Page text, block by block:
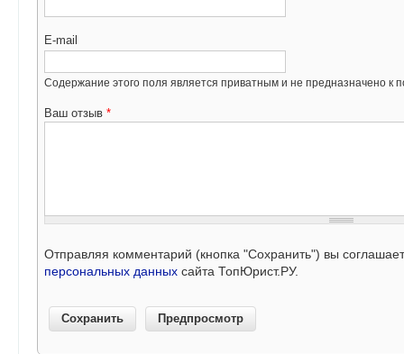
E-mail
Содержание этого поля является приватным и не предназначено к
Ваш отзыв *
Отправляя комментарий (кнопка "Сохранить") вы
персональных данных сайта ТопЮрист.РУ.